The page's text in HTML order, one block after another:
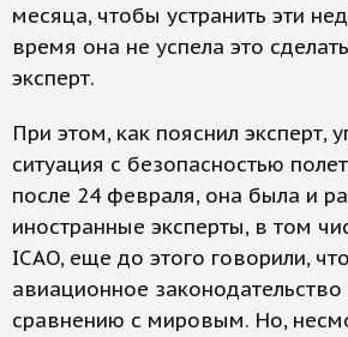
месяца, чтобы устранить эти
время она не успела это
эксперт.
При этом, как пояснил эксперт,
ситуация с безопасностью
после 24 февраля, она была и
иностранные эксперты, в том
ICAO, еще до этого говорили,
авиационное законодательство
сравнению с мировым. Но,